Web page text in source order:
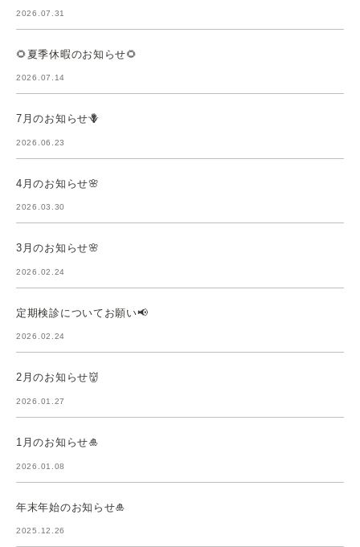
2026.07.31
🌻夏季休暇のお知らせ🌻
2026.07.14
7月のお知らせ🪻
2026.06.23
4月のお知らせ🌸
2026.03.30
3月のお知らせ🌸
2026.02.24
定期検診についてお願い📢
2026.02.24
2月のお知らせ👹
2026.01.27
1月のお知らせ🎍
2026.01.08
年末年始のお知らせ🎍
2025.12.26